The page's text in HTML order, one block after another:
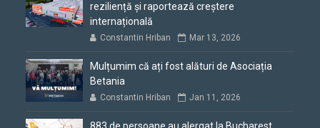
reziliență și raportează creștere
internațională
Constantin Hriban Mar 13, 2026
Mulțumim că ați fost alături de Asociația
Betania
Constantin Hriban Jan 11, 2026